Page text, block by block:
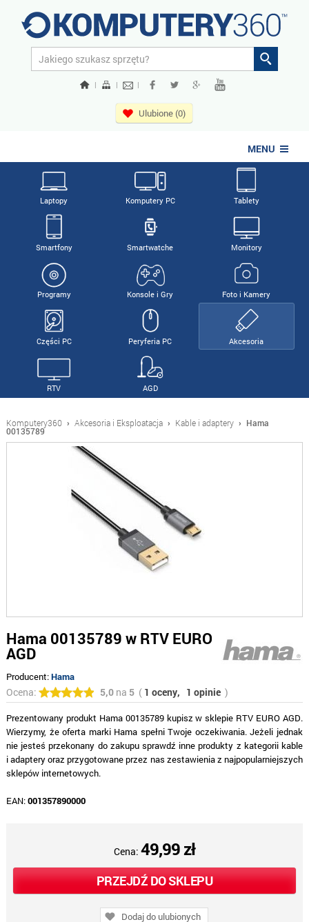
| | |
Ulubione (0)
MENU
Laptopy Komputery PC Tablety
Smartfony Smartwatche Monitory
Programy Konsole i Gry Foto i Kamery
Części PC Peryferia PC Akcesoria
RTV AGD
Komputery360 › Akcesoria i Eksploatacja › Kable i adaptery › Hama
00135789
Hama 00135789 w RTV EURO
AGD
Producent:Hama
Ocena: 5,0na 5( 1 oceny, 1 opinie )
Prezentowany produkt Hama 00135789 kupisz w sklepie RTV EURO AGD.
Wierzymy, że oferta marki Hama spełni Twoje oczekiwania. Jeżeli jednak
nie jesteś przekonany do zakupu sprawdź inne produkty z kategorii kable
i adaptery oraz przygotowane przez nas zestawienia z najpopularniejszych
sklepów internetowych.
EAN:001357890000
Cena: 49,99 zł
PRZEJDŹ DO SKLEPU
Dodaj do ulubionych